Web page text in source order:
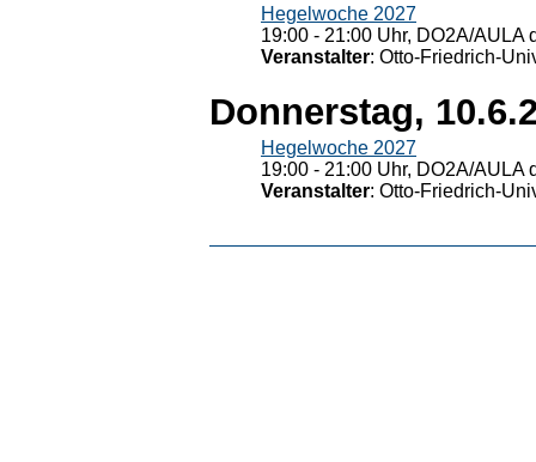
Hegelwoche 2027
19:00 - 21:00 Uhr, DO2A/
Veranstalter: Otto-Friedrich-
Donnerstag,
Hegelwoche 2027
19:00 - 21:00 Uhr, DO2A/
Veranstalter: Otto-Friedrich-